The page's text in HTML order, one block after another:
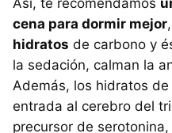
cena para dormir mejor
hidratos de carbono y
la sedación, calman la
Además, los hidratos
entrada al cerebro del
precursor de